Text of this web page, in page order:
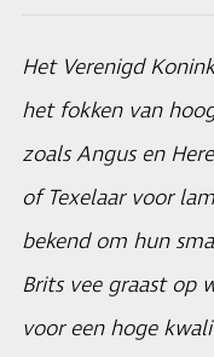
Het Verenigd
het fokken van
zoals Angus en
of Texelaar voor
bekend om hun
Brits vee graast op
voor een hoge